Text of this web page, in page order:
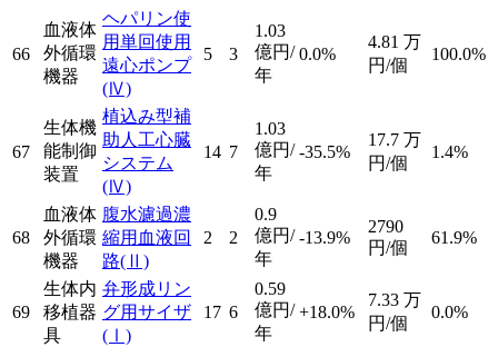
66
血液体
外循環
機器
ヘパリン使
用単回使用
遠心ポンプ
(Ⅳ)
5 3
1.03
億円/
年
0.0%
4.81 万
円/個
100.0%
67
生体機
能制御
装置
植込み型補
助人工心臓
システム
(Ⅳ)
14 7
1.03
億円/
年
-35.5%
17.7 万
円/個
1.4%
68
血液体
外循環
機器
腹水濾過濃
縮用血液回
路(Ⅱ)
2 2
0.9
億円/
年
-13.9%
2790
円/個
61.9%
69
生体内
移植器
具
弁形成リン
グ用サイザ
(Ⅰ)
17 6
0.59
億円/
年
+18.0%
7.33 万
円/個
0.0%